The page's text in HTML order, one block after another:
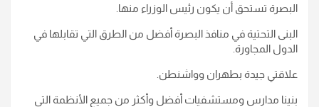
البصرة تستحق أن يكون رئيس الوزراء منها.
البنى التحتية في منافذ البصرة أفضل من الطرق التي تقابلها في
الدول المجاورة.
علاقتي جيدة بطهران وواشنطن.
بنينا مدارس ومستشفيات أفضل وأكثر من جميع الأنظمة التي